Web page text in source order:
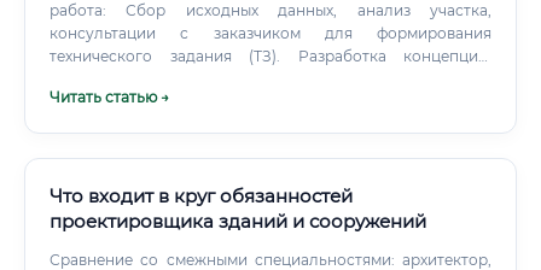
работа: Сбор исходных данных, анализ участка,
консультации с заказчиком для формирования
технического задания (ТЗ). Разработка концепции:
основную идею, внешний вид, планировку и
необходимых для прохождения государственной
экспертизы и получения разрешения на строительство.
Читать статью →
Что входит в круг обязанностей
проектировщика зданий и сооружений
Сравнение со смежными специальностями: архитектор,